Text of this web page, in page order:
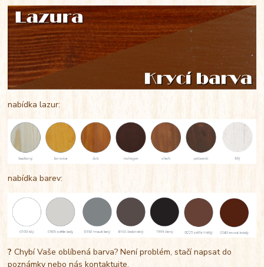
nabídka lazur:
nabídka barev:
?Chybí Vaše oblíbená barva? Není problém, stačí napsat do
poznámky nebo nás kontaktujte.